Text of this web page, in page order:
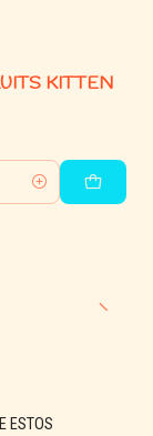
KITTEN
ESTOS